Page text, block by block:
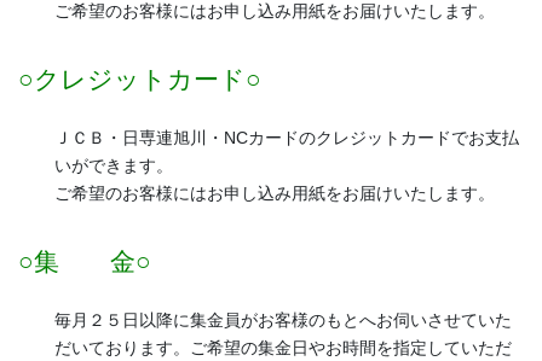
ご希望のお客様にはお申し込み用紙をお届けいたします。
○クレジットカード○
ＪＣＢ・日専連旭川・NCカードのクレジットカードでお支払
いができます。
ご希望のお客様にはお申し込み用紙をお届けいたします。
○集 金○
毎月２５日以降に集金員がお客様のもとへお伺いさせていた
だいております。ご希望の集金日やお時間を指定していただ